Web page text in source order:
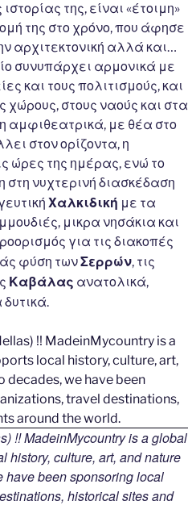
της, είναι «έτοιμη»
της στο χρόνο, που άφησε
αρχιτεκτονική αλλά και…
συνυπάρχει αρμονικά με
και τους πολιτισμούς, και
χώρους, στους ναούς και στα
αμφιθεατρικά, με θέα στο
στον ορίζοντα, η
ώρες της ημέρας, ενώ το
νυχτερινή διασκέδαση
Χαλκιδική με τα
μικρα νησάκια και
για τις διακοπές
φύση τωνΣερρών, τις
Καβάλας ανατολικά,
δυτικά.
!! MadeinMycountry is a global
history, culture, art, and nature
have been sponsoring local
historical sites and